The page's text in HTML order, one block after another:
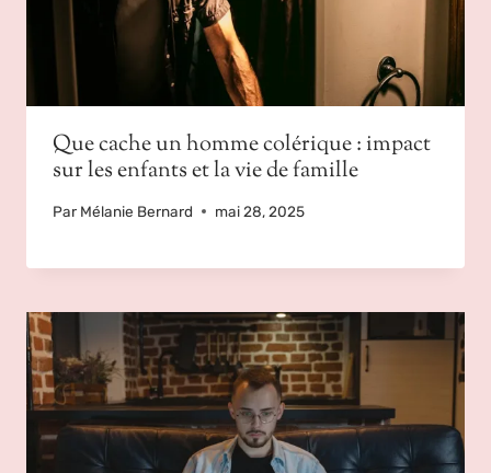
Que cache un homme colérique : impact
sur les enfants et la vie de famille
Par Mélanie Bernard mai 28, 2025